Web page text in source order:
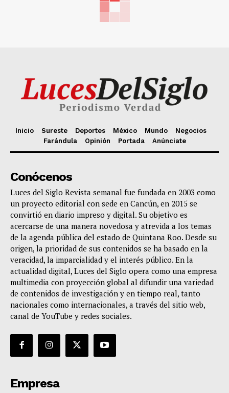
Inicio Sureste Deportes México Mundo
Negocios
Farándula
Opinión Portada Anúnciate
Conócenos
Luces del Siglo Revista semanal fue fundada en 2003 como
un proyecto editorial con sede en Cancún, en 2015 se
convirtió en diario impreso y digital. Su objetivo es
acercarse de una manera novedosa y atrevida a los temas
de la agenda pública del estado de Quintana Roo. Desde su
origen, la prioridad de sus contenidos se ha basado en la
veracidad, la imparcialidad y el interés público. En la
actualidad digital, Luces del Siglo opera como una empresa
multimedia con proyección global al difundir una variedad
de contenidos de investigación y en tiempo real, tanto
nacionales como internacionales, a través del sitio web,
canal de YouTube y redes sociales.
Empresa